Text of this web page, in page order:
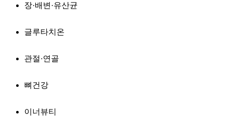
장·배변·유산균
글루타치온
관절·연골
뼈건강
이너뷰티